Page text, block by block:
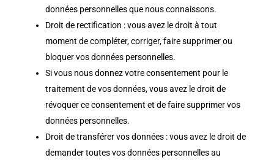
données personnelles que nous connaissons.
Droit de rectification : vous avez le droit à tout
moment de compléter, corriger, faire supprimer ou
bloquer vos données personnelles.
Si vous nous donnez votre consentement pour le
traitement de vos données, vous avez le droit de
révoquer ce consentement et de faire supprimer vos
données personnelles.
Droit de transférer vos données : vous avez le droit de
demander toutes vos données personnelles au